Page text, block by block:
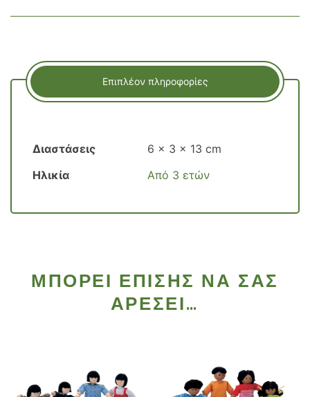
Επιπλέον πληροφορίες
Διαστάσεις
6 × 3 × 13 cm
Ηλικία
Από 3 ετών
ΜΠΟΡΕΊ ΕΠΊΣΗΣ ΝΑ ΣΑΣ
ΑΡΈΣΕΙ…